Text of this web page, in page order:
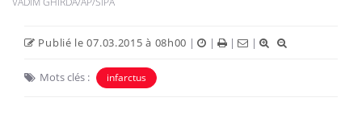
Publié le 07.03.2015 à 08h00 | | | |
Mots clés : infarctus